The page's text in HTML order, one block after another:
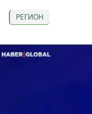
РЕГИОН